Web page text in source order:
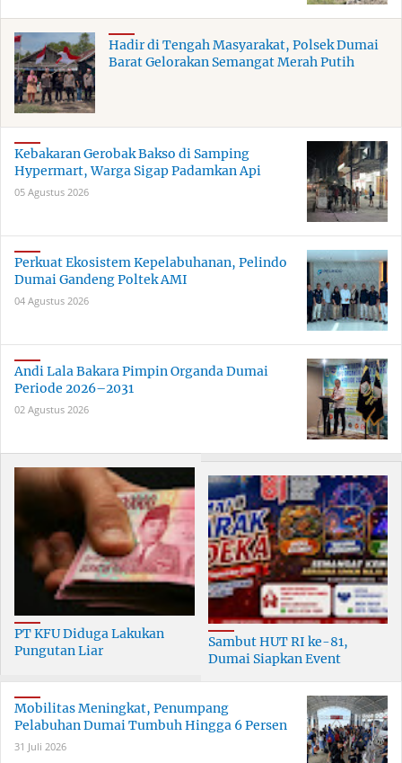
Hadir di Tengah Masyarakat, Polsek Dumai
Barat Gelorakan Semangat Merah Putih
Kebakaran Gerobak Bakso di Samping
Hypermart, Warga Sigap Padamkan Api
05 Agustus 2026
Perkuat Ekosistem Kepelabuhanan, Pelindo
Dumai Gandeng Poltek AMI
04 Agustus 2026
Andi Lala Bakara Pimpin Organda Dumai
Periode 2026–2031
02 Agustus 2026
PT KFU Diduga Lakukan
Pungutan Liar
Dumai
Sambut HUT RI ke-81,
Dumai Siapkan Event
Mobilitas Meningkat, Penumpang
Pelabuhan Dumai Tumbuh Hingga 6 Persen
31 Juli 2026